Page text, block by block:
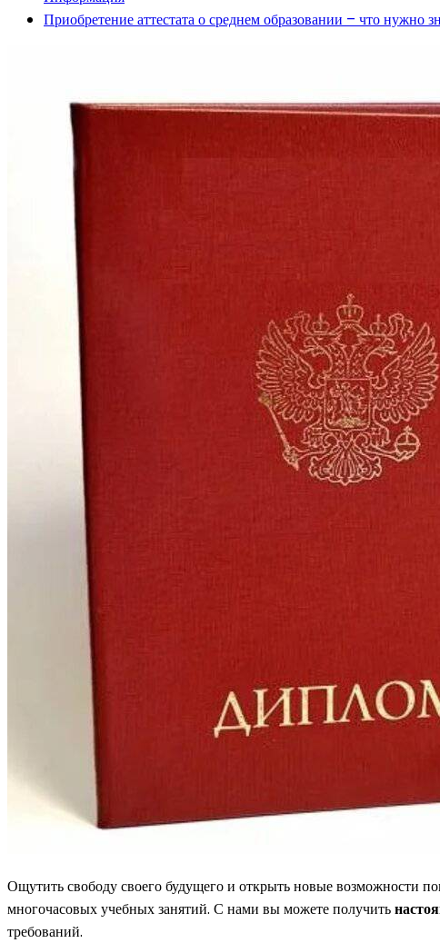
Приобретение аттестата о среднем образовании – что нужно
Ощутить свободу своего будущего и открыть новые возможности
многочасовых учебных занятий. С нами вы можете получить
требований.